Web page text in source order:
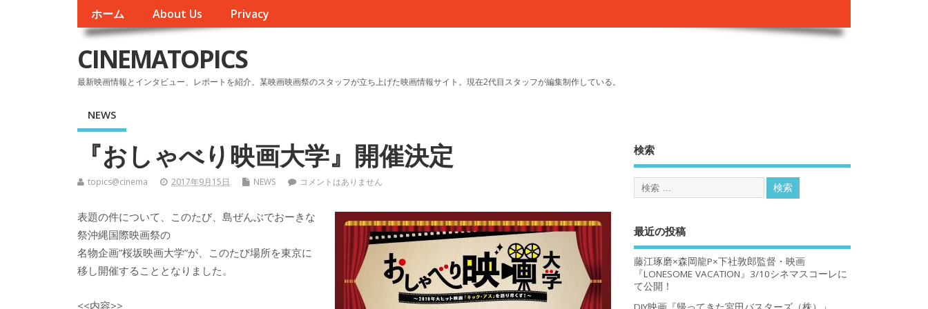
ホーム About Us Privacy
CINEMATOPICS
最新映画情報とインタビュー、レポートを紹介。某映画映画祭のスタッフが立ち上げた映画情報サイト。現在2代目スタッフが編集制作している。
NEWS
『おしゃべり映画大学』開催決定
topics@cinema 2017年9月15日 NEWS コメントはありません
表題の件について、このたび、島ぜんぶでおーきな
祭沖縄国際映画祭の
名物企画”桜坂映画大学”が、このたび場所を東京に
移し開催することとなりました。
<<内容>>
検索
最近の投稿
藤江琢磨×森岡龍P×下社敦郎監督・映画
『LONESOME VACATION』3/10シネマスコーレに
て公開！